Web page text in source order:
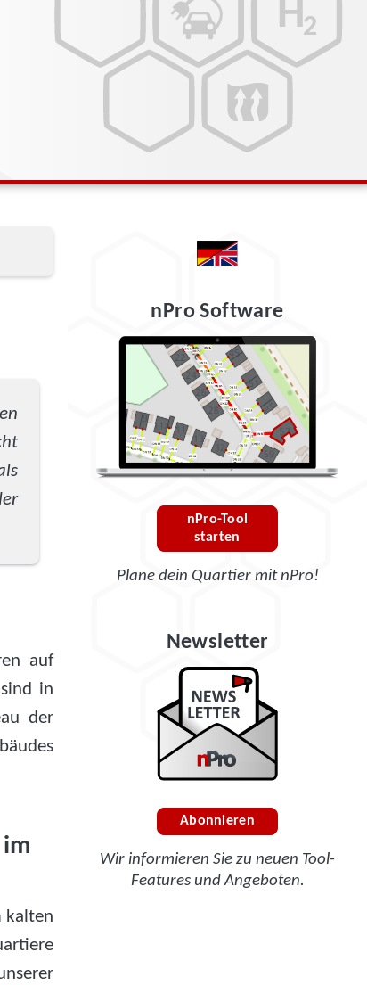
auf
in
der
kalten
nPro Software
nPro-Tool
starten
Plane dein Quartier mit nPro!
Newsletter
Abonnieren
Wir informieren Sie zu neuen Tool-
Features und Angeboten.